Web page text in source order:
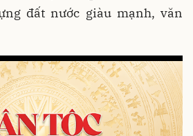
đất nước giàu mạnh, văn